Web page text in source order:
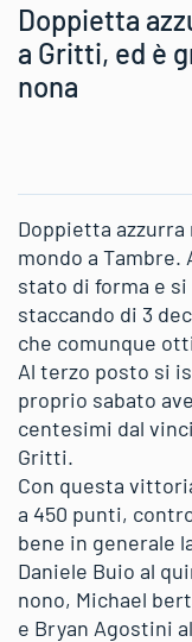
Doppietta
a Gritti, ed è
nona
Doppietta azzurra
mondo a
stato di forma e si
staccando di 3
che comunque
Al terzo posto si
proprio sabato
centesimi dal
Gritti.
Con questa
a 450 punti,
bene in generale
Daniele Buio al
nono, Michael
e Bryan Agostini